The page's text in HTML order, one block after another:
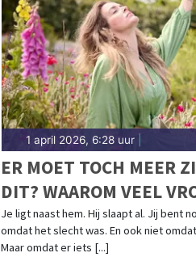
1 april 2026, 6:28 uur
ER MOET TOCH MEER
DIT? WAAROM VEEL
TIJDENS SEKS
Je ligt naast hem. Hij slaapt al. Jij bent
omdat het slecht was. En ook niet
Maar omdat er iets [...]